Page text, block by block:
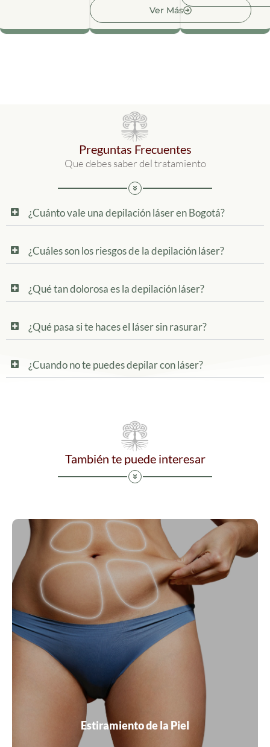
Ver Más
Preguntas Frecuentes
Que debes saber del tratamiento
¿Cuánto vale una depilación láser en Bogotá?
¿Cuáles son los riesgos de la depilación láser?
¿Qué tan dolorosa es la depilación láser?
¿Qué pasa si te haces el láser sin rasurar?
¿Cuando no te puedes depilar con láser?
También te puede interesar
Estiramiento de la Piel
El estiramiento de la piel es un tratamiento láser no
invasivo, combina la destrucción de grasa y la
remodelación del colágeno para lograr resultados de
esculpido en diferentes partes del cuerpo.
VER MÁS